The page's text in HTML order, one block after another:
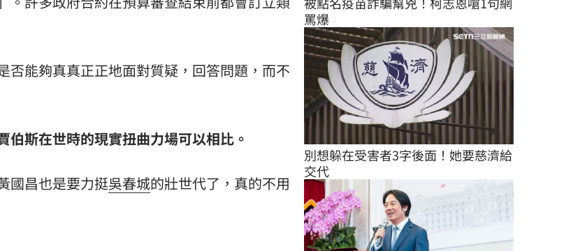
否能夠真真正正地面對質疑，回答問題，而不
斯在世時的現實扭曲力場可以相比。
國昌也是要力挺吳春城的壯世代了，真的不用
罵爆
別想躲在受害者3字後面！她要慈濟給
交代